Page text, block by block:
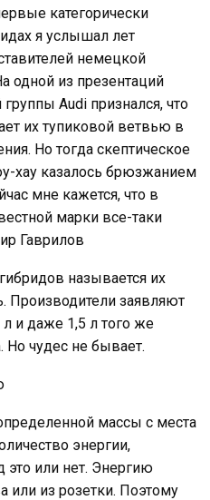
категорически
я услышал лет
немецкой
одной из презентаций
Audi признался, что
их тупиковой ветвью в
Но тогда скептическое
хау казалось брюзжанием
мне кажется, что в
марки все-таки
Гаврилов
называется их
Производители заявляют
л и даже 1,5 л того же
Но чудес не бывает.
массы с места
энергии,
это или нет. Энергию
или из розетки. Поэтому